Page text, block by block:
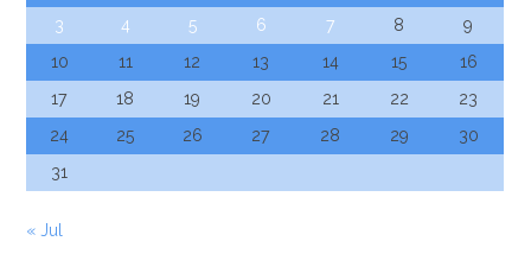
3
4 5 6 7 8
9
10
11 12 13 14 15
16
17
18 19 20 21 22
23
24
25 26 27 28 29
30
31
« Jul